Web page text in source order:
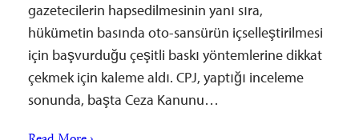
gazetecilerin hapsedilmesinin yanı sıra,
hükümetin basında oto-sansürün içselleştirilmesi
için başvurduğu çeşitli baskı yöntemlerine dikkat
çekmek için kaleme aldı. CPJ, yaptığı inceleme
sonunda, başta Ceza Kanunu…